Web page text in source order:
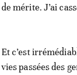
de mérite. J’ai
Et c’est
vies passées des